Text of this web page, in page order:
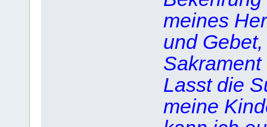
meines
und
Lasst die
meine